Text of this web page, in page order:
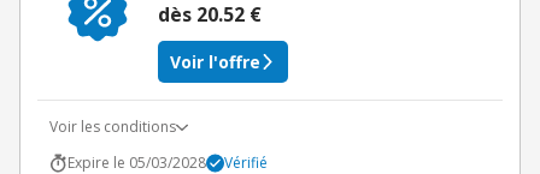
dès 20.52 €
Voir l'offre
Voir les conditions
Expire le 05/03/2028
Vérifié